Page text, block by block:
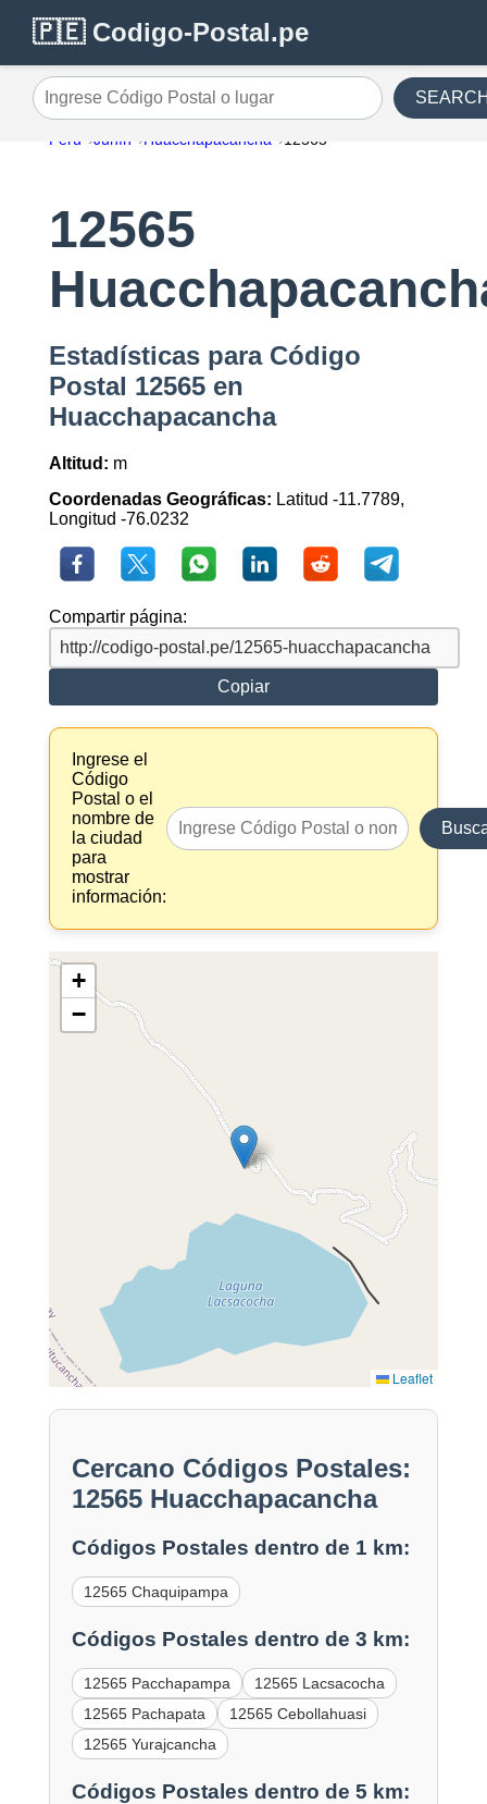
🇵🇪 Codigo-Postal.pe
Ingrese Código Postal o lugar
Perú Junín Huacchapacancha 12565
12565
Estadísticas para Código
Postal 12565 en
Huacchapacancha
Altitud: m
Coordenadas Geográficas: Latitud -11.7789,
Longitud -76.0232
Compartir página:
Copiar
Ingrese el
Código
Postal o el
nombre de
la ciudad
para
mostrar
información:
+
−
Leaflet
Cercano Códigos Postales:
12565 Huacchapacancha
Códigos Postales dentro de 1 km:
12565 Chaquipampa
Códigos Postales dentro de 3 km:
12565 Pacchapampa
12565 Lacsacocha
12565 Pachapata
12565 Cebollahuasi
12565 Yurajcancha
Códigos Postales dentro de 5 km: